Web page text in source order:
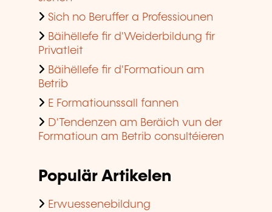
Sich no Beruffer a Professiounen
Bäihëllefe fir d'Weiderbildung fir
Privatleit
Bäihëllefe fir d'Formatioun am
Betrib
E Formatiounssall fannen
D'Tendenzen am Beräich vun der
Formatioun am Betrib consultéieren
Populär Artikelen
Erwuessenebildung